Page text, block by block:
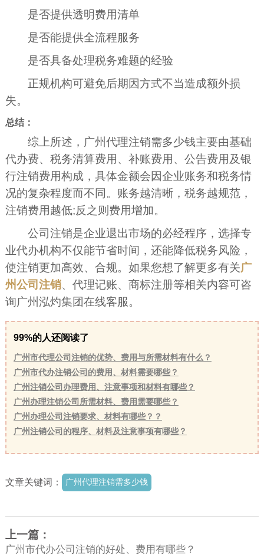
是否提供透明费用清单
是否能提供全流程服务
是否具备处理税务难题的经验
正规机构可避免后期因方式不当造成额外损
失。
总结：
综上所述，广州代理注销需多少钱主要由基础
代办费、税务清算费用、补账费用、公告费用及银
行注销费用构成，具体金额会因企业账务和税务情
况的复杂程度而不同。账务越清晰，税务越规范，
注销费用越低;反之则费用增加。
公司注销是企业退出市场的必经程序，选择专
业代办机构不仅能节省时间，还能降低税务风险，
使注销更加高效、合规。如果您想了解更多有关广
州公司注销、代理记账、商标注册等相关内容可咨
询广州泓灼集团在线客服。
99%的人还阅读了
广州市代理公司注销的优势、费用与所需材料有什么？
广州市代办注销公司的费用、材料需要哪些？
广州注销公司办理费用、注意事项和材料有哪些？
广州办理注销公司所需材料、费用需要哪些？
广州办理公司注销要求、材料有哪些？？
广州注销公司的程序、材料及注意事项有哪些？
文章关键词： 广州代理注销需多少钱
上一篇：
广州市代办公司注销的好处、费用有哪些？